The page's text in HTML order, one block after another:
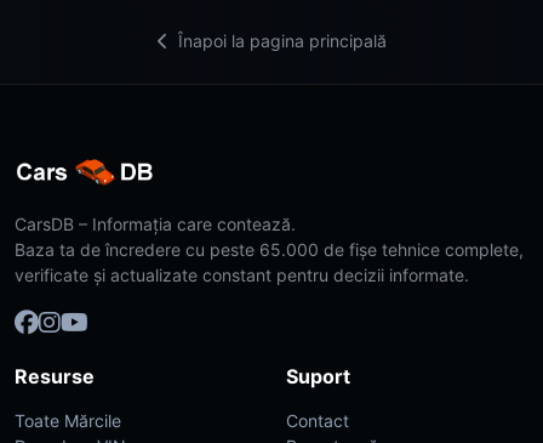
Înapoi la pagina principală
CarsDB – Informația care contează.
Baza ta de încredere cu peste 65.000 de fișe tehnice complete,
verificate și actualizate constant pentru decizii informate.
Resurse
Toate Mărcile
Suport
Contact